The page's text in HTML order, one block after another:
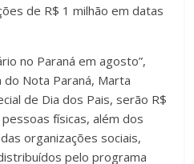
de R$ 1 milhão em datas
no Paraná em agosto”,
Nota Paraná, Marta
de Dia dos Pais, serão R$
físicas, além dos
organizações sociais,
pelo programa